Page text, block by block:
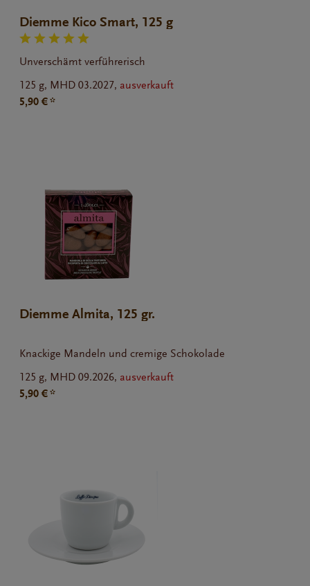
Diemme Kico Smart, 125 g
Unverschämt verführerisch
125 g, MHD 03.2027, ausverkauft
5,90 € *
Diemme Almita, 125 gr.
Knackige Mandeln und cremige Schokolade
125 g, MHD 09.2026, ausverkauft
5,90 € *